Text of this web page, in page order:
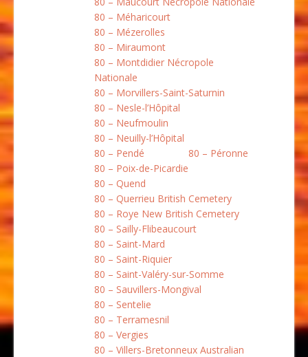
80 – Méharicourt
80 – Mézerolles
80 – Miraumont
80 – Montdidier Nécropole
Nationale
80 – Morvillers-Saint-Saturnin
80 – Nesle-l’Hôpital
80 – Neufmoulin
80 – Neuilly-l’Hôpital
80 – Pendé
80 – Péronne
80 – Poix-de-Picardie
80 – Quend
80 – Querrieu British Cemetery
80 – Roye New British Cemetery
80 – Sailly-Flibeaucourt
80 – Saint-Mard
80 – Saint-Riquier
80 – Saint-Valéry-sur-Somme
80 – Sauvillers-Mongival
80 – Sentelie
80 – Terramesnil
80 – Vergies
80 – Villers-Bretonneux Australian